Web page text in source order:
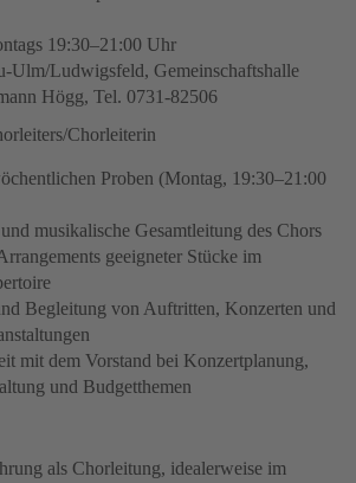
19:30–21:00 Uhr
Ulm/Ludwigsfeld, Gemeinschaftshalle
Högg, Tel. 0731-82506
Chorleiterin
Proben (Montag, 19:30–21:00
musikalische Gesamtleitung des Chors
geeigneter Stücke im
Begleitung von Auftritten, Konzerten und
mit dem Vorstand bei Konzertplanung,
und Budgetthemen
als Chorleitung, idealerweise im